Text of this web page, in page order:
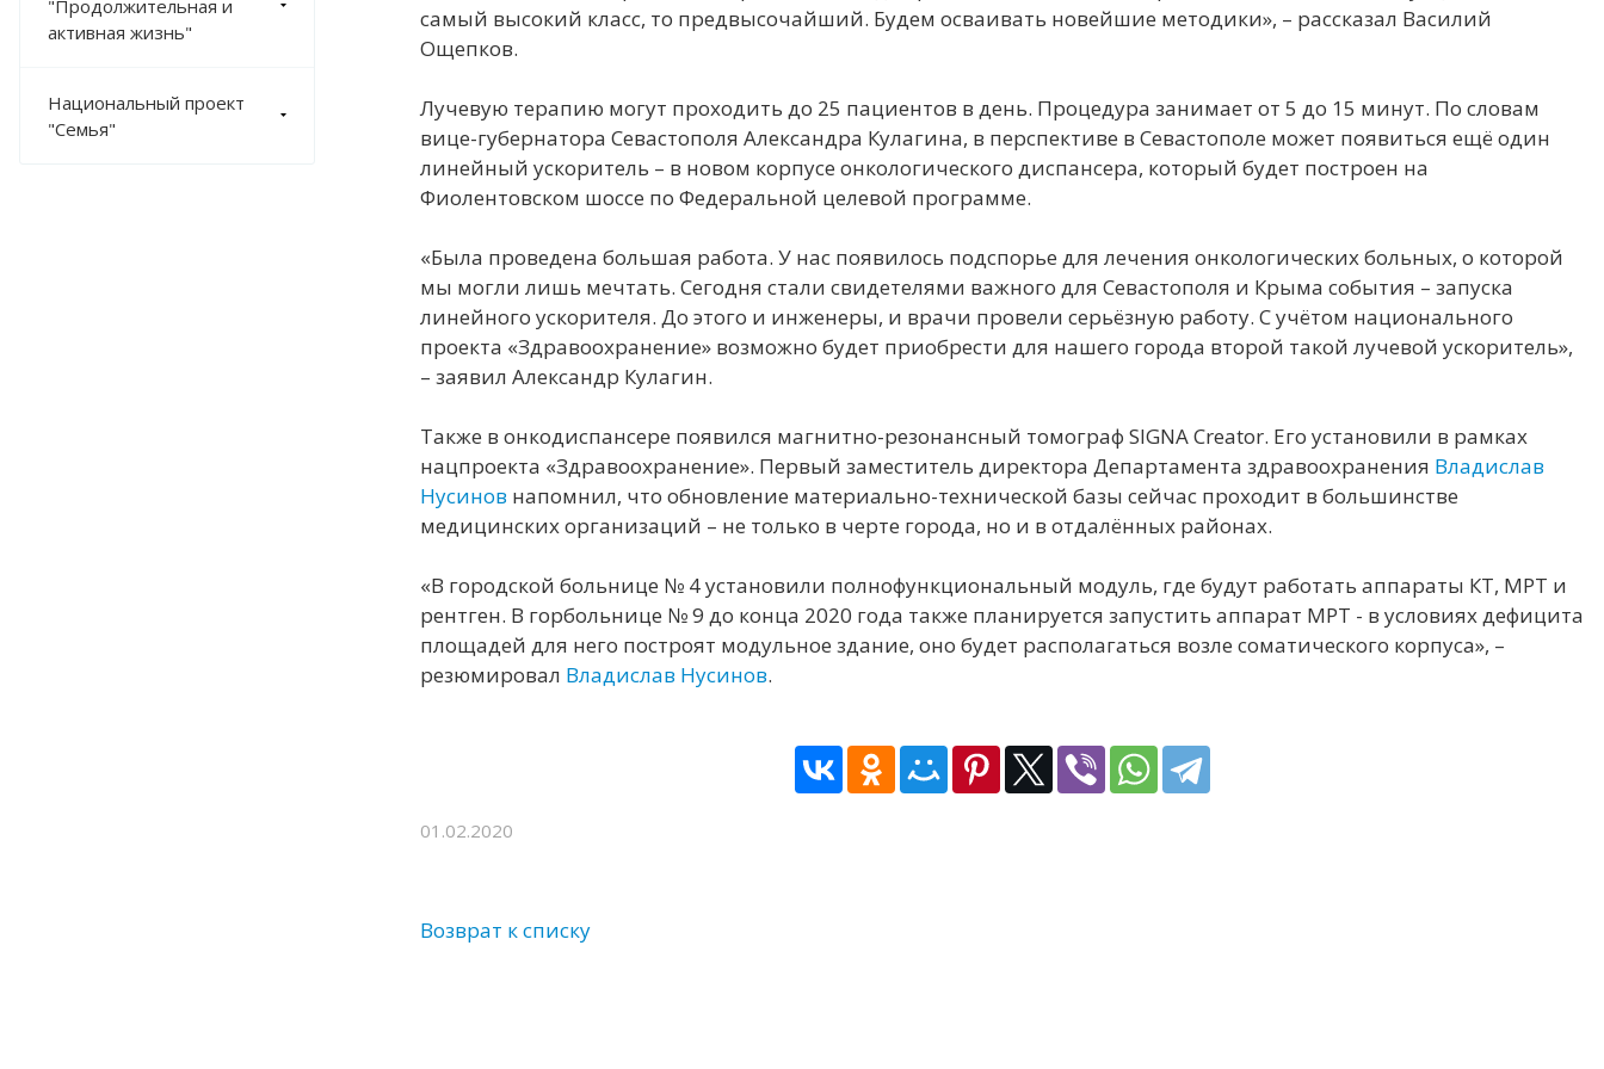
"Продолжительная и
активная жизнь"
Национальный проект
"Семья"
самый высокий класс, то предвысочайший. Будем осваивать новейшие методики», – рассказал Василий
Ощепков.
Лучевую терапию могут проходить до 25 пациентов в день. Процедура занимает от 5 до 15 минут. По словам
вице-губернатора Севастополя Александра Кулагина, в перспективе в Севастополе может появиться ещё один
линейный ускоритель – в новом корпусе онкологического диспансера, который будет построен на
Фиолентовском шоссе по Федеральной целевой программе.
«Была проведена большая работа. У нас появилось подспорье для лечения онкологических больных, о которой
мы могли лишь мечтать. Сегодня стали свидетелями важного для Севастополя и Крыма события – запуска
линейного ускорителя. До этого и инженеры, и врачи провели серьёзную работу. С учётом национального
проекта «Здравоохранение» возможно будет приобрести для нашего города второй такой лучевой ускоритель»,
– заявил Александр Кулагин.
Также в онкодиспансере появился магнитно-резонансный томограф SIGNA Creator. Его установили в рамках
нацпроекта «Здравоохранение». Первый заместитель директора Департамента здравоохранения Владислав
Нусинов напомнил, что обновление материально-технической базы сейчас проходит в большинстве
медицинских организаций – не только в черте города, но и в отдалённых районах.
«В городской больнице № 4 установили полнофункциональный модуль, где будут работать аппараты КТ, МРТ и
рентген. В горбольнице № 9 до конца 2020 года также планируется запустить аппарат МРТ - в условиях дефицита
площадей для него построят модульное здание, оно будет располагаться возле соматического корпуса», –
резюмировал Владислав Нусинов.
01.02.2020
Возврат к списку
ВАЖНОЕ